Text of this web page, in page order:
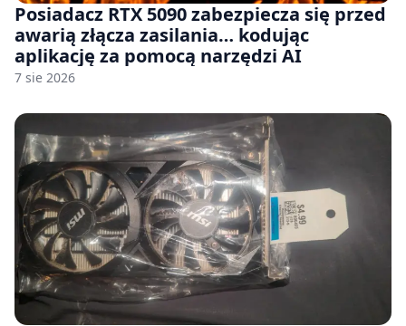
Posiadacz RTX 5090 zabezpiecza się przed
awarią złącza zasilania… kodując
aplikację za pomocą narzędzi AI
7 sie 2026